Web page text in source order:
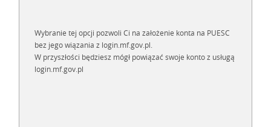
Wybranie tej opcji pozwoli Ci na założenie konta na PUESC
bez jego wiązania z login.mf.gov.pl.
W przyszłości będziesz mógł powiązać swoje konto z usługą
login.mf.gov.pl